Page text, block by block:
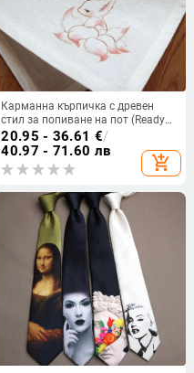
Карманна кърпичка с древен
стил за попиване на пот (Ready
stock, Unique, Adult, Spring 2025)
20.95 - 36.61 €/
40.97 - 71.60 лв
add_shopping_cart